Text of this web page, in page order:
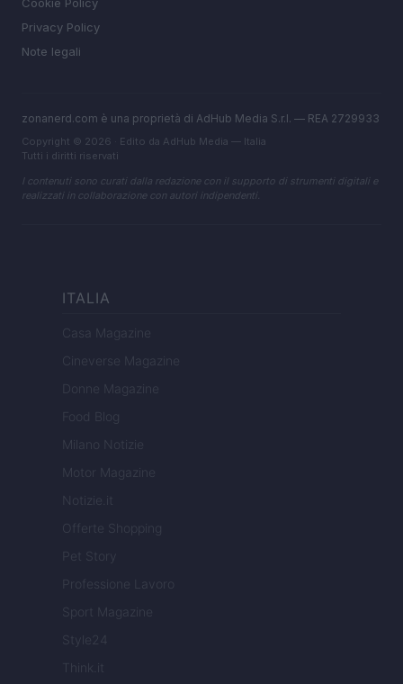
Privacy Policy
Note legali
zonanerd.com è una proprietà di AdHub Media S.r.l. — REA 2729933
Copyright © 2026 · Edito da AdHub Media — Italia
Tutti i diritti riservati
I contenuti sono curati dalla redazione con il supporto di strumenti digitali e
realizzati in collaborazione con autori indipendenti.
ITALIA
Casa Magazine
Cineverse Magazine
Donne Magazine
Food Blog
Milano Notizie
Motor Magazine
Notizie.it
Offerte Shopping
Pet Story
Professione Lavoro
Sport Magazine
Style24
Think.it